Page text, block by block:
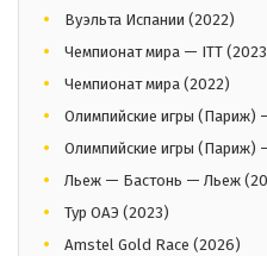
Вуэльта Испании (2022)
Чемпионат мира — ITT
Чемпионат мира (2022)
Олимпийские игры (Париж)
Олимпийские игры (Париж)
Льеж — Бастонь — Льеж
Тур ОАЭ (2023)
Amstel Gold Race (2026)